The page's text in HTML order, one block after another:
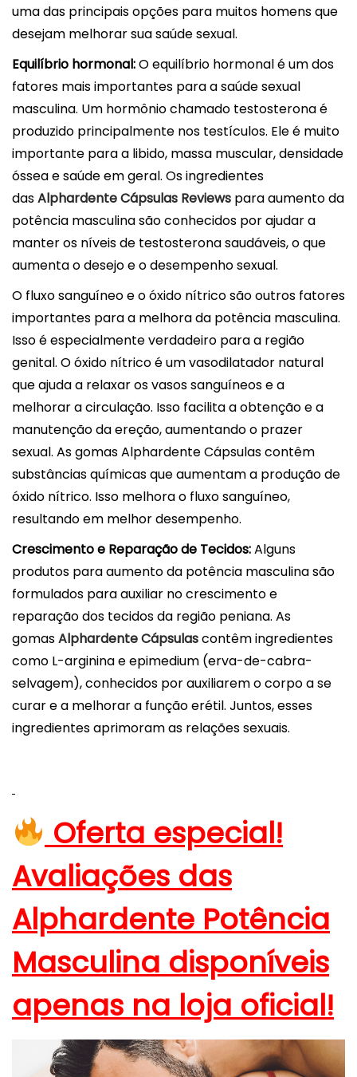
uma das principais opções para muitos homens que
desejam melhorar sua saúde sexual.
Equilíbrio hormonal:O equilíbrio hormonal é um dos
fatores mais importantes para a saúde sexual
masculina. Um hormônio chamado testosterona é
produzido principalmente nos testículos. Ele é muito
importante para a libido, massa muscular, densidade
óssea e saúde em geral. Os ingredientes
dasAlphardente Cápsulas Reviews para aumento da
potência masculina são conhecidos por ajudar a
manter os níveis de testosterona saudáveis, o que
aumenta o desejo e o desempenho sexual.
O fluxo sanguíneo e o óxido nítrico são outros fatores
importantes para a melhora da potência masculina.
Isso é especialmente verdadeiro para a região
genital. O óxido nítrico é um vasodilatador natural
que ajuda a relaxar os vasos sanguíneos e a
melhorar a circulação. Isso facilita a obtenção e a
manutenção da ereção, aumentando o prazer
sexual. As gomas Alphardente Cápsulas contêm
substâncias químicas que aumentam a produção de
óxido nítrico. Isso melhora o fluxo sanguíneo,
resultando em melhor desempenho.
Crescimento e Reparação de Tecidos:Alguns
produtos para aumento da potência masculina são
formulados para auxiliar no crescimento e
reparação dos tecidos da região peniana. As
gomasAlphardente Cápsulascontêm ingredientes
como L-arginina e epimedium (erva-de-cabra-
selvagem), conhecidos por auxiliarem o corpo a se
curar e a melhorar a função erétil. Juntos, esses
ingredientes aprimoram as relações sexuais.
Oferta especial!
Avaliações das
Alphardente Potência
Masculina disponíveis
apenas na loja oficial!